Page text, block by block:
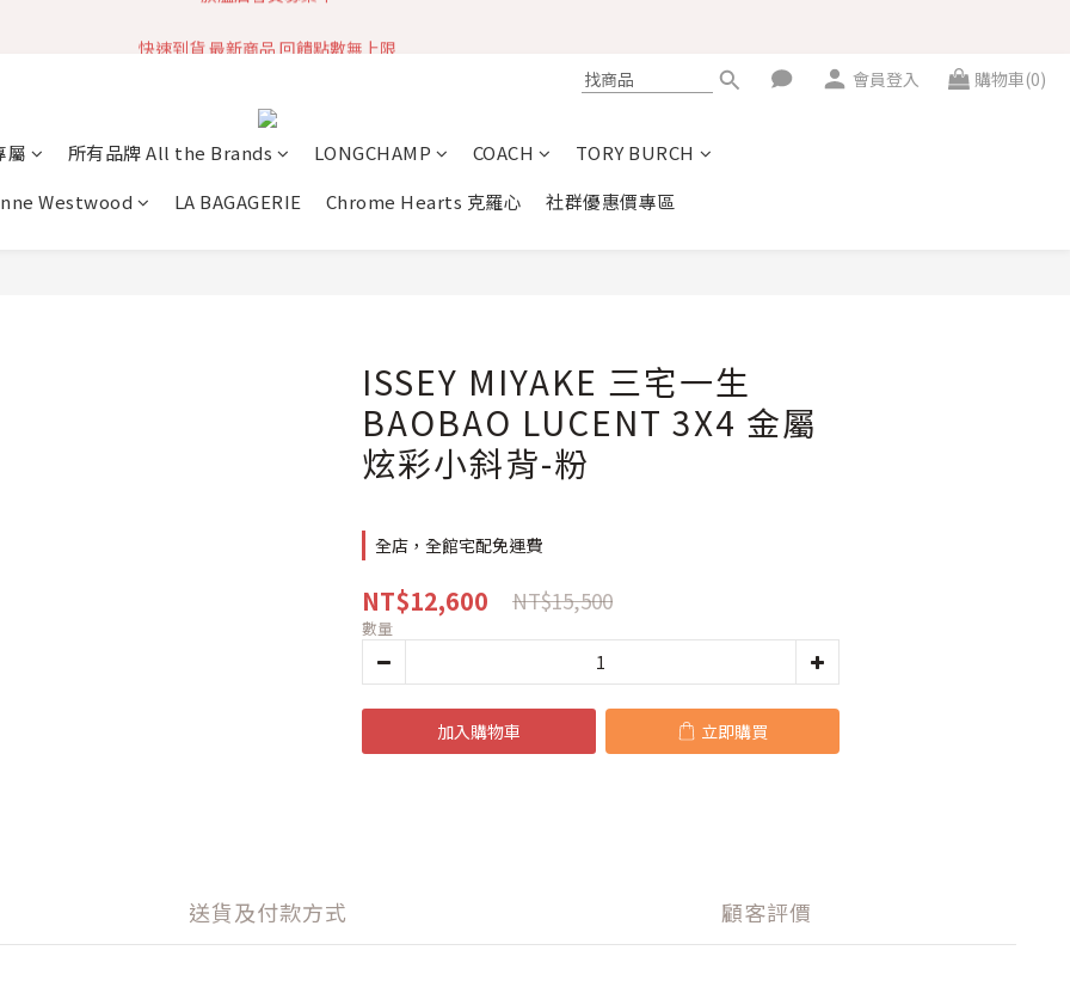
會員登入 購物車(0)
屬 所有品牌 All the Brands LONGCHAMP COACH
TORY BURCH
Westwood
LA BAGAGERIE Chrome Hearts 克羅心 社群優惠價專區
ISSEY MIYAKE 三宅一生
BAOBAO LUCENT 3X4 金屬
炫彩小斜背-粉
全店，全館宅配免運費
NT$12,600 NT$15,500
數量
加入購物車 立即購買
送貨及付款方式 顧客評價